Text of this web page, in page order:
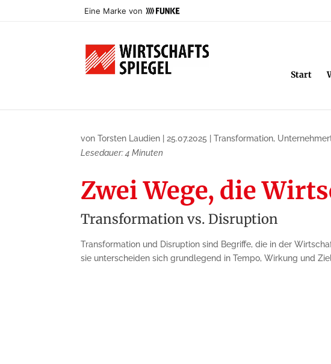
Eine Marke von
Start
vonTorsten Laudien 25.07.2025 |Transformation,
Lesedauer: 4 Minuten
Zwei Wege, die
Transformation vs. Disruption
Transformation und Disruption sind Begriffe, die in der
sie unterscheiden sich grundlegend in Tempo, Wirkung und